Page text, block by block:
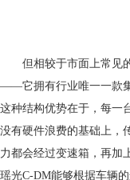
但相较于市面上常见
——它拥有行业唯一一款集
这种结构优势在于，每一
没有硬件浪费的基础上，
力都会经过变速箱，再加
瑶光C-DM能够根据车辆